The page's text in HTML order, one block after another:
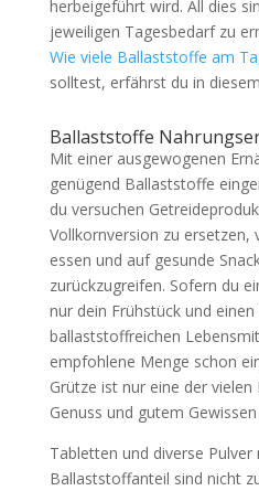
herbeigeführt wird. All dies
jeweiligen Tagesbedarf zu
Wie viele Ballaststoffe am
solltest, erfährst du in
Ballaststoffe
Mit einer ausgewogenen
genügend Ballaststoffe
du versuchen
Vollkornversion zu ersetzen,
essen und auf gesunde
zurückzugreifen. Sofern du
nur dein Frühstück und
ballaststoffreichen
empfohlene Menge schon
Grütze ist nur eine der
Genuss und gutem
Tabletten und diverse
Ballaststoffanteil sind nicht